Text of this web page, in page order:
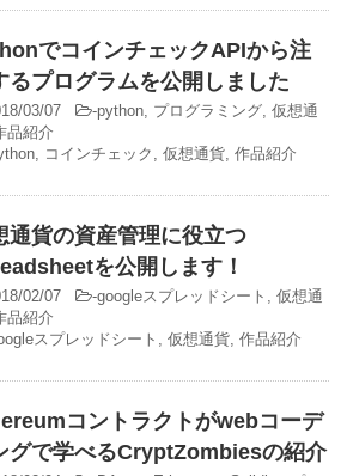
でコインチェックAPIから注
るプログラムを公開しました
03/07 -python, プログラミング, 仮想通
品紹介
, コインチェック , 仮想通貨, 作品紹介
通貨の資産管理に役立つ
を公開します！
02/07 -googleスプレッドシート , 仮想通
品紹介
スプレッドシート , 仮想通貨, 作品紹介
コントラクトがwebコーデ
グで学べるCryptZombiesの紹介